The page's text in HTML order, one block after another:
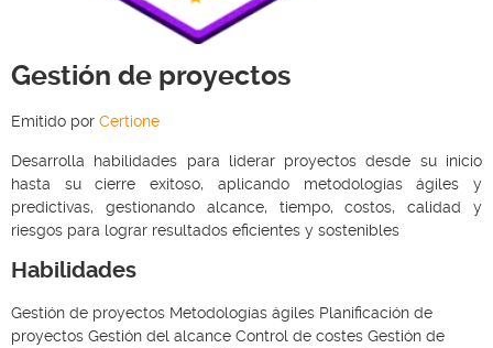
Gestión de proyectos
Emitido por Certione
Desarrolla habilidades para liderar proyectos desde su inicio
hasta su cierre exitoso, aplicando metodologías ágiles y
predictivas, gestionando alcance, tiempo, costos, calidad y
riesgos para lograr resultados eficientes y sostenibles
Habilidades
Gestión de proyectos Metodologías ágiles Planificación de
proyectos Gestión del alcance Control de costes Gestión de